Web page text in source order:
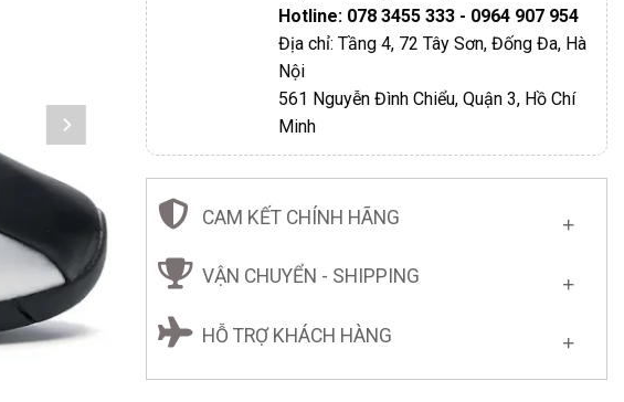
Hotline: 078 3455 333 - 0964 907 954
Địa chỉ: Tầng 4, 72 Tây Sơn, Đống Đa, Hà
Nội
561 Nguyễn Đình Chiểu, Quận 3, Hồ Chí
Minh
CAM KẾT CHÍNH HÃNG
VẬN CHUYỂN - SHIPPING
HỖ TRỢ KHÁCH HÀNG